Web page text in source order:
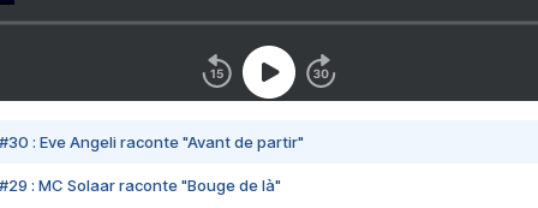
#30 : Eve Angeli raconte "Avant de partir"
#29 : MC Solaar raconte "Bouge de là"